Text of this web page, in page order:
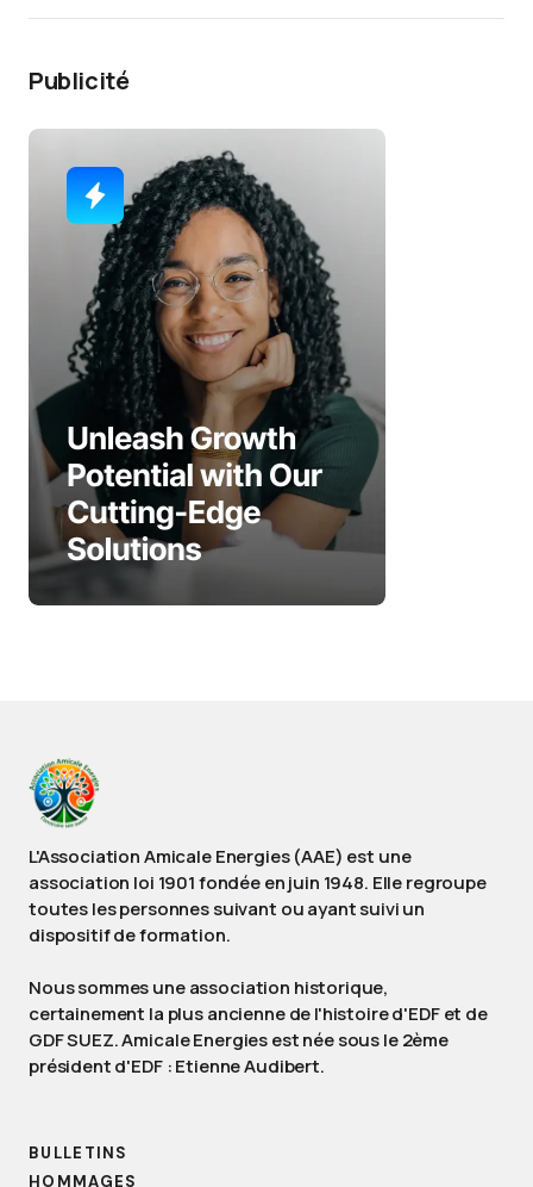
Publicité
L'Association Amicale Energies (AAE) est une
association loi 1901 fondée en juin 1948. Elle regroupe
toutes les personnes suivant ou ayant suivi un
dispositif de formation.
Nous sommes une association historique,
certainement la plus ancienne de l'histoire d'EDF et de
GDF SUEZ. Amicale Energies est née sous le 2ème
président d'EDF : Etienne Audibert.
BULLETINS
HOMMAGES